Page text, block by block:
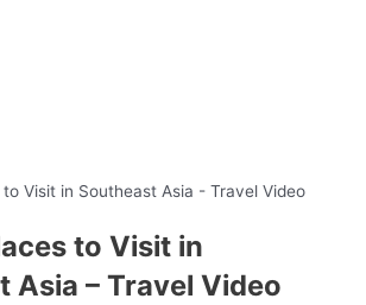
to Visit in
Asia – Travel Video